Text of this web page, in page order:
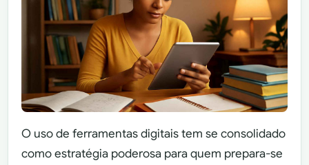
O uso de ferramentas digitais tem se consolidado
como estratégia poderosa para quem prepara-se